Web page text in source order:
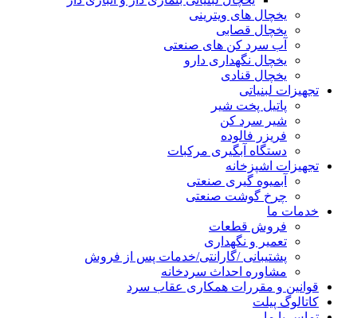
یخچال های ویترینی
یخچال قصابی
آب سرد کن های صنعتی
یخچال نگهداری دارو
یخچال قنادی
تجهیزات لبنیاتی
پاتیل پخت شیر
شیر سرد کن
فریزر فالوده
دستگاه آبگیری مرکبات
تجهیزات اشپزخانه
آبمیوه گیری صنعتی
چرخ گوشت صنعتی
خدمات ما
فروش قطعات
تعمیر و نگهداری
پشتیبانی /گارانتی/خدمات پس از فروش
مشاوره احداث سردخانه
قوانین و مقررات همکاری عقاب سرد
کاتالوگ پیلت